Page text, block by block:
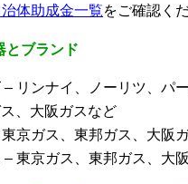
治体助成金一覧をご確認く
とブランド
– リンナイ、ノーリツ、パ
、大阪ガスなど
京ガス、東邦ガス、大阪
– 東京ガス、東邦ガス、大